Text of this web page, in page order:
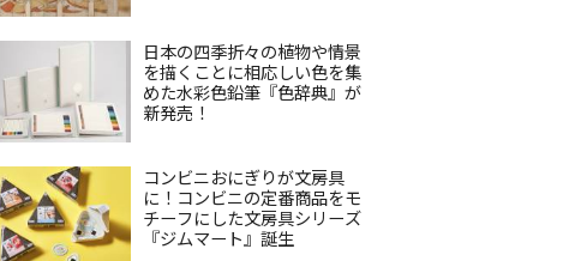
日本の四季折々の植物や情景
を描くことに相応しい色を集
めた水彩色鉛筆『色辞典』が
新発売！
コンビニおにぎりが文房具
に！コンビニの定番商品をモ
チーフにした文房具シリーズ
『ジムマート』誕生